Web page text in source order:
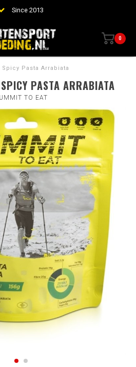
Since 2013
0
Spicy Pasta Arrabiata
PASTA ARRABIATA
TO EAT